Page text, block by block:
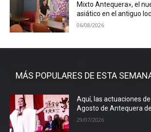
Mixto Antequera», el
asiático en el antiguo
06/08/2026
MÁS POPULARES DE ESTA
Aquí, las actuaciones
Agosto de Antequera
29/07/2026